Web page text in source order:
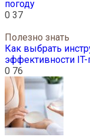
погоду
0 37
Полезно знать
Как выбрать
эффективности
0 76